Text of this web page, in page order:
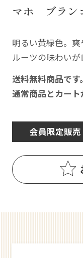
マホ ブラ
明るい黄緑色。
ルーツの味わいが
送料無料商品です
通常商品とカー
会員限定販売